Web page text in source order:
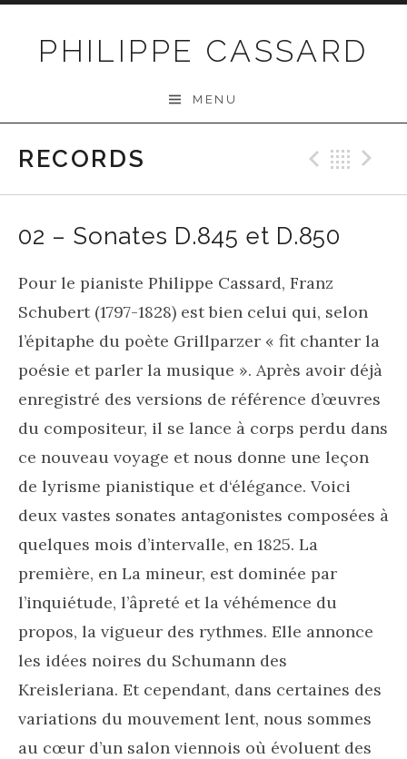
PHILIPPE CASSARD
MENU
RECORDS
02 – Sonates D.845 et D.850
Pour le pianiste Philippe Cassard, Franz
Schubert (1797-1828) est bien celui qui, selon
l’épitaphe du poète Grillparzer « fit chanter la
poésie et parler la musique ». Après avoir déjà
enregistré des versions de référence d’œuvres
du compositeur, il se lance à corps perdu dans
ce nouveau voyage et nous donne une leçon
de lyrisme pianistique et d‘élégance. Voici
deux vastes sonates antagonistes composées à
quelques mois d’intervalle, en 1825. La
première, en La mineur, est dominée par
l’inquiétude, l’âpreté et la véhémence du
propos, la vigueur des rythmes. Elle annonce
les idées noires du Schumann des
Kreisleriana. Et cependant, dans certaines des
variations du mouvement lent, nous sommes
au cœur d’un salon viennois où évoluent des